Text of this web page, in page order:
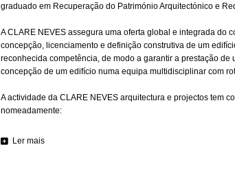
graduado em Recuperação do Património Arquitectónico e
A CLARE NEVES assegura uma oferta global e integrada do
concepção, licenciamento e definição construtiva de um
reconhecida competência, de modo a garantir a prestação
concepção de um edifício numa equipa multidisciplinar com
A actividade da CLARE NEVES arquitectura e projectos tem
nomeadamente:
Ler mais